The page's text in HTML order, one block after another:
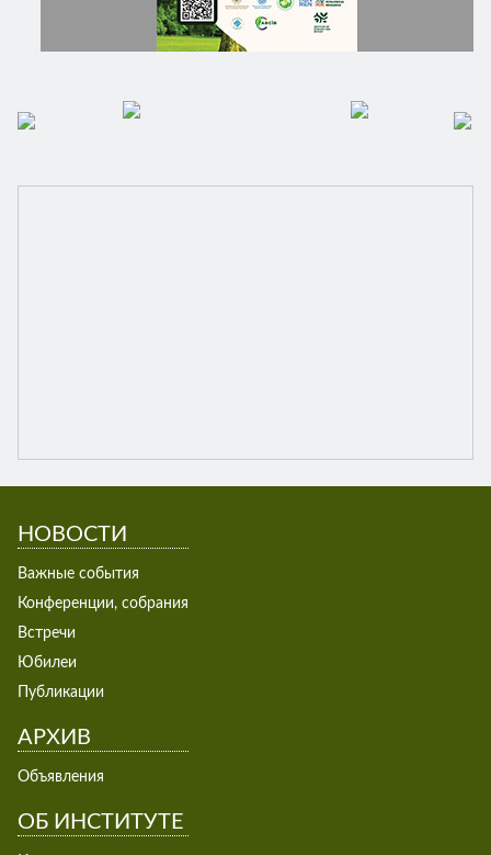
НОВОСТИ
Важные события
Конференции, собрания
Встречи
Юбилеи
Публикации
АРХИВ
Объявления
ОБ ИНСТИТУТЕ